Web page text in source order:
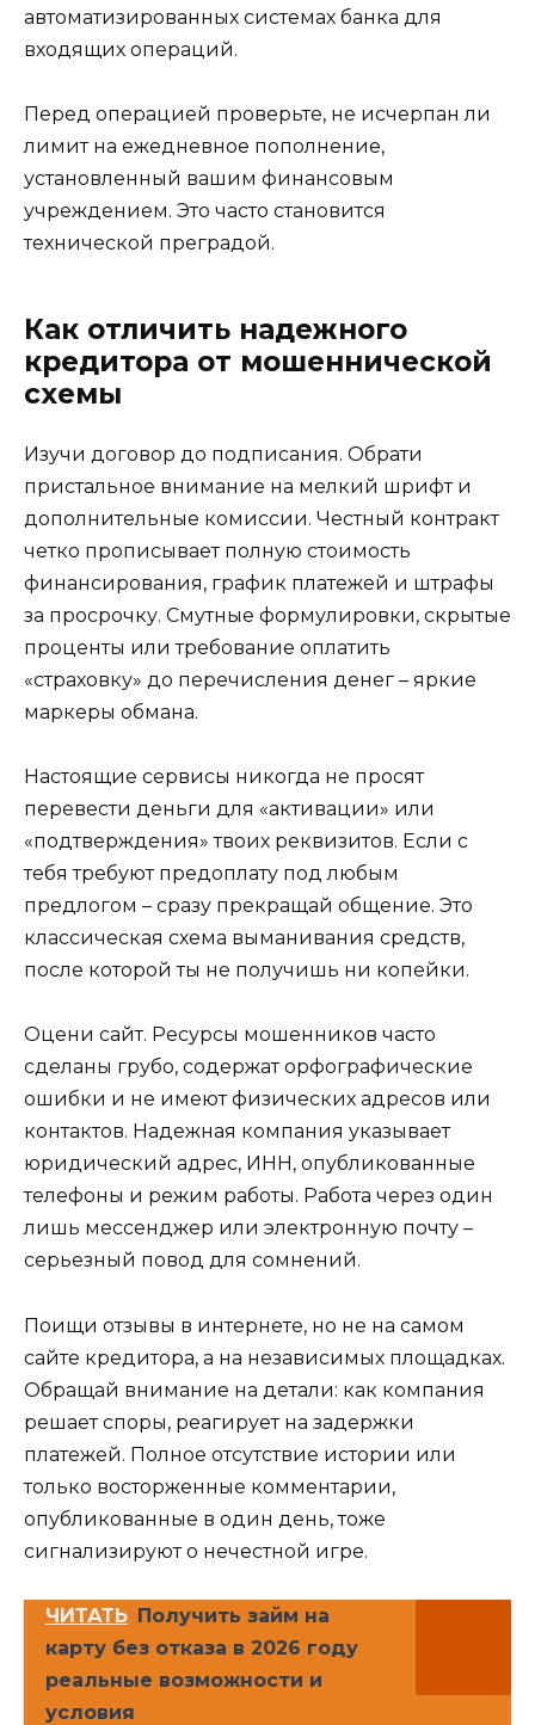
автоматизированных системах банка для
входящих операций.
Перед операцией проверьте, не исчерпан ли
лимит на ежедневное пополнение,
установленный вашим финансовым
учреждением. Это часто становится
технической преградой.
Как отличить надежного
кредитора от мошеннической
схемы
Изучи договор до подписания. Обрати
пристальное внимание на мелкий шрифт и
дополнительные комиссии. Честный контракт
четко прописывает полную стоимость
финансирования, график платежей и штрафы
за просрочку. Смутные формулировки, скрытые
проценты или требование оплатить
«страховку» до перечисления денег – яркие
маркеры обмана.
Настоящие сервисы никогда не просят
перевести деньги для «активации» или
«подтверждения» твоих реквизитов. Если с
тебя требуют предоплату под любым
предлогом – сразу прекращай общение. Это
классическая схема выманивания средств,
после которой ты не получишь ни копейки.
Оцени сайт. Ресурсы мошенников часто
сделаны грубо, содержат орфографические
ошибки и не имеют физических адресов или
контактов. Надежная компания указывает
юридический адрес, ИНН, опубликованные
телефоны и режим работы. Работа через один
лишь мессенджер или электронную почту –
серьезный повод для сомнений.
Поищи отзывы в интернете, но не на самом
сайте кредитора, а на независимых площадках.
Обращай внимание на детали: как компания
решает споры, реагирует на задержки
платежей. Полное отсутствие истории или
только восторженные комментарии,
опубликованные в один день, тоже
сигнализируют о нечестной игре.
ЧИТАТЬ Получить займ на
карту без отказа в 2026 году
реальные возможности и
условия